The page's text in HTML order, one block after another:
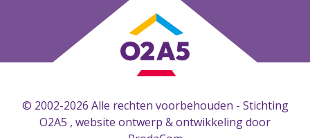
© 2002-2026 Alle rechten voorbehouden - Stichting
O2A5 , website ontwerp & ontwikkeling door